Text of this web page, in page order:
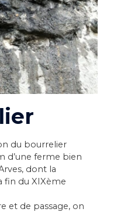
du bourrelier
d’une ferme bien
dont la
fin du XIXème
et de passage, on